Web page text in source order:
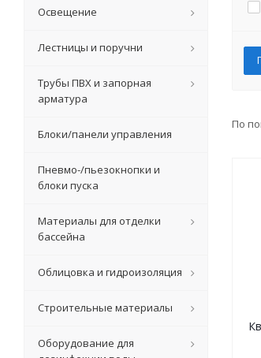
По
Освещение
Лестницы и поручни
Трубы ПВХ и запорная
арматура
Блоки/панели управления
Пневмо-/пьезокнопки и
блоки пуска
Материалы для отделки
бассейна
Облицовка и гидроизоляция
Строительные материалы
Оборудование для